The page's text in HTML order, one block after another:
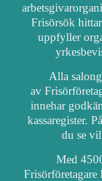
Frisörsök
uppfyller
Alla
av
innehar
kassaregister.
du se
Med
Frisörföretagare